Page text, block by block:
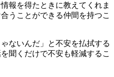
報を得たときに教えてくれま
うことができる仲間を持つこ
ないんだ」と不安を払拭する
聞くだけで不安も軽減するこ